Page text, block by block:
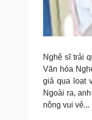
Nghệ sĩ trải
Văn hóa
giả qua loạt
Ngoài ra,
nông vui vẻ...